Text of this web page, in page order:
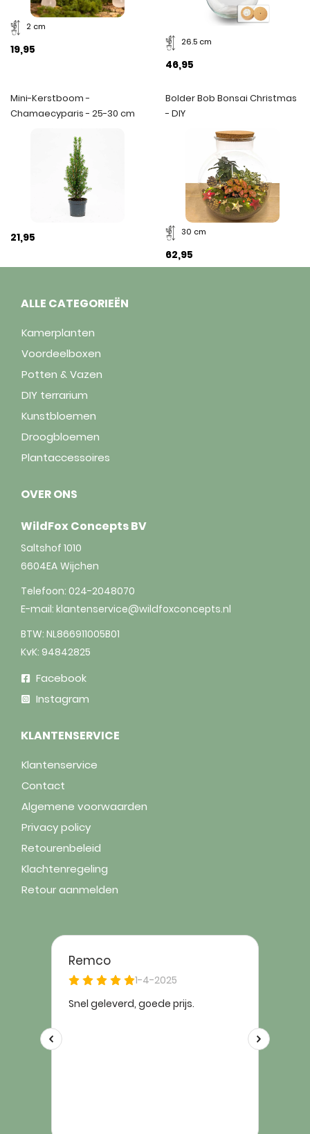
2 cm
19,95
26.5 cm
46,95
Mini-Kerstboom -
Chamaecyparis - 25-30 cm
21,95
Bolder Bob Bonsai Christmas
- DIY
30 cm
62,95
ALLE CATEGORIEËN
Kamerplanten
Voordeelboxen
Potten & Vazen
DIY terrarium
Kunstbloemen
Droogbloemen
Plantaccessoires
OVER ONS
WildFox Concepts BV
Saltshof 1010
6604EA Wijchen
Telefoon: 024-2048070
E-mail: klantenservice@wildfoxconcepts.nl
BTW: NL866911005B01
KvK: 94842825
Facebook
Instagram
KLANTENSERVICE
Klantenservice
Contact
Algemene voorwaarden
Privacy policy
Retourenbeleid
Klachtenregeling
Retour aanmelden